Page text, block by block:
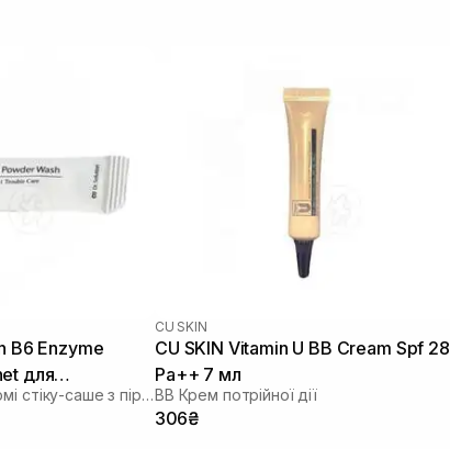
B6 Enzyme
для
шкіри 1шт* 1Ензимна пудра у формі стіку-саше з піридоксином та каламіном
CU SKIN
CU SKIN Vitamin U BB Cream Spf 28
Pa++ 7 мл
BB Крем потрійної дії
306₴